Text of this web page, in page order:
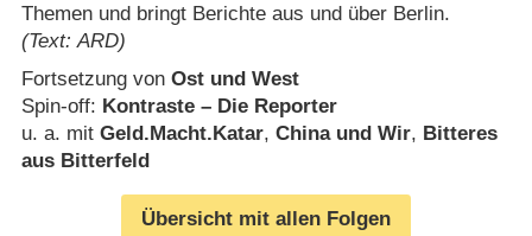
Themen und bringt Berichte aus und über Berlin.
(Text: ARD)
Fortsetzung von Ost und West
Spin-off: Kontraste – Die Reporter
u. a. mit Geld.Macht.Katar, China und Wir, Bitteres
aus Bitterfeld
Übersicht mit allen Folgen